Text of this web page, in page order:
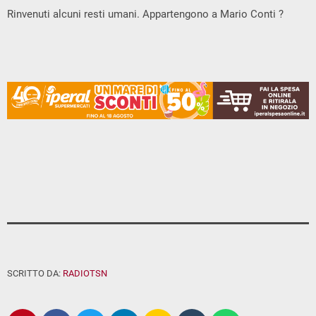
Rinvenuti alcuni resti umani. Appartengono a Mario Conti ?
SCRITTO DA: RADIOTSN